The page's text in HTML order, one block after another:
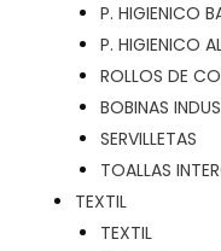
P. HIGIENICO
P. HIGIENICO
ROLLOS DE
BOBINAS
SERVILLETAS
TOALLAS
TEXTIL
TEXTIL